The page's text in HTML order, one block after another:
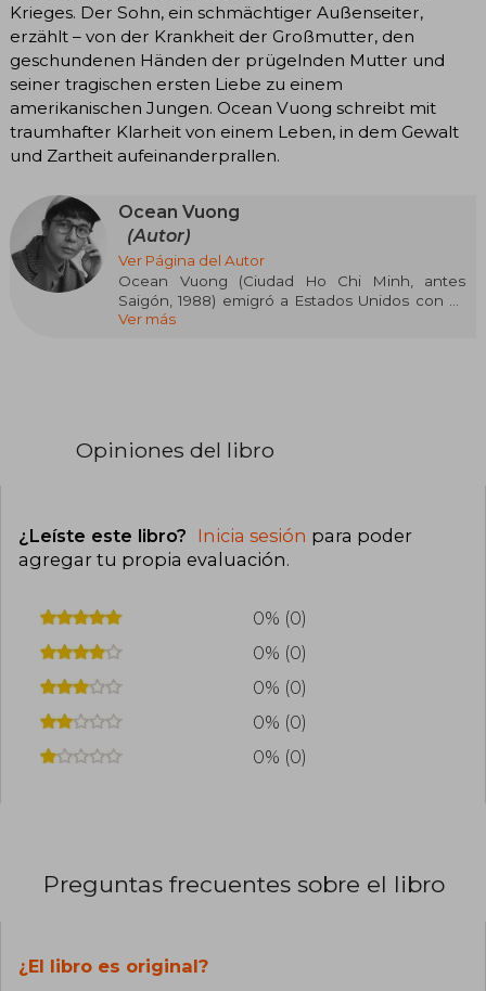
Krieges. Der Sohn, ein schmächtiger Außenseiter,
erzählt – von der Krankheit der Großmutter, den
geschundenen Händen der prügelnden Mutter und
seiner tragischen ersten Liebe zu einem
amerikanischen Jungen. Ocean Vuong schreibt mit
traumhafter Klarheit von einem Leben, in dem Gewalt
und Zartheit aufeinanderprallen.
Ocean Vuong
(Autor)
Ver Página del Autor
Ocean Vuong (Ciudad Ho Chi Minh, antes
Saigón, 1988) emigró a Estados Unidos con su
familia en 1990, tras pasar un año en un campo
publicado en medios como The Atlantic,
somos fugazmente grandiosos es su primera
novela.
Ver más
Opiniones del libro
¿Leíste este libro? Inicia sesión para poder
agregar tu propia evaluación.
0% (0)
0% (0)
0% (0)
0% (0)
0% (0)
Preguntas frecuentes sobre el libro
¿El libro es original?